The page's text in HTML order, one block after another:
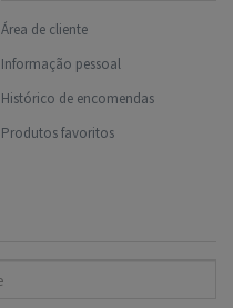
Área de cliente
Informação pessoal
Histórico de encomendas
Produtos favoritos